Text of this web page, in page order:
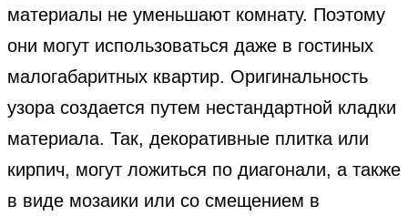
материалы не уменьшают комнату. Поэтому
они могут использоваться даже в гостиных
малогабаритных квартир. Оригинальность
узора создается путем нестандартной кладки
материала. Так, декоративные плитка или
кирпич, могут ложиться по диагонали, а также
в виде мозаики или со смещением в